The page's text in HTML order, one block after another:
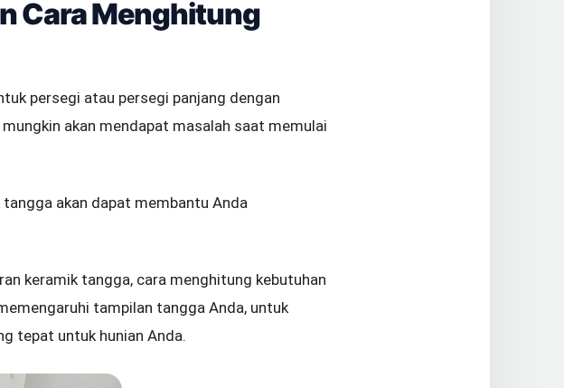
Cara Menghitung
persegi atau persegi panjang dengan
akan mendapat masalah saat memulai
akan dapat membantu Anda
keramik tangga, cara menghitung kebutuhan
tampilan tangga Anda, untuk
tepat untuk hunian Anda.